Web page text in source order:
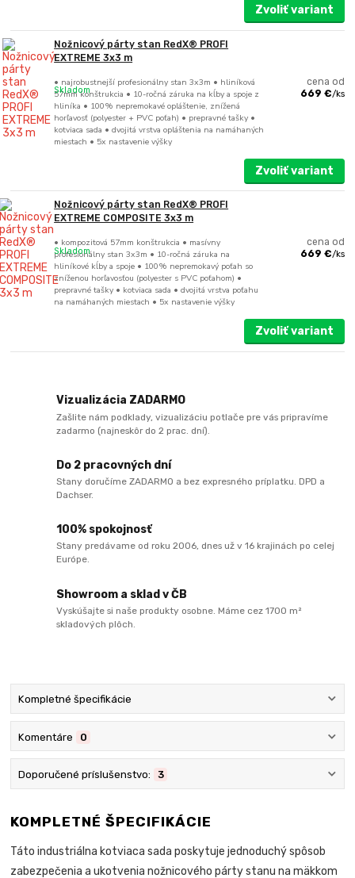
Zvoliť variant
Nožnicový párty stan RedX® PROFI
EXTREME 3x3 m
• najrobustnejší profesionálny stan 3x3m • hliníková
57mm konštrukcia • 10-ročná záruka na kĺby a spoje z
hliníka • 100% nepremokavé opláštenie, znížená
horľavosť (polyester + PVC poťah) • prepravné tašky •
kotviaca sada • dvojitá vrstva opláštenia na namáhaných
miestach • 5x nastavenie výšky
cena od
669 €/ks
Skladom
Zvoliť variant
Nožnicový párty stan RedX® PROFI
EXTREME COMPOSITE 3x3 m
• kompozitová 57mm konštrukcia • masívny
profesionálny stan 3x3m • 10-ročná záruka na
hliníkové kĺby a spoje • 100% nepremokavý poťah so
zníženou horľavosťou (polyester s PVC poťahom) •
prepravné tašky • kotviaca sada • dvojitá vrstva poťahu
na namáhaných miestach • 5x nastavenie výšky
cena od
669 €/ks
Skladom
Zvoliť variant
Vizualizácia ZADARMO
Zašlite nám podklady, vizualizáciu potlače pre vás pripravíme
zadarmo (najneskôr do 2 prac. dní).
Do 2 pracovných dní
Stany doručíme ZADARMO a bez expresného príplatku. DPD a
Dachser.
100% spokojnosť
Stany predávame od roku 2006, dnes už v 16 krajinách po celej
Európe.
Showroom a sklad v ČB
Vyskúšajte si naše produkty osobne. Máme cez 1700 m²
skladových plôch.
Kompletné špecifikácie
Komentáre 0
Doporučené príslušenstvo: 3
KOMPLETNÉ ŠPECIFIKÁCIE
Táto industriálna kotviaca sada poskytuje jednoduchý spôsob
zabezpečenia a ukotvenia nožnicového párty stanu na mäkkom